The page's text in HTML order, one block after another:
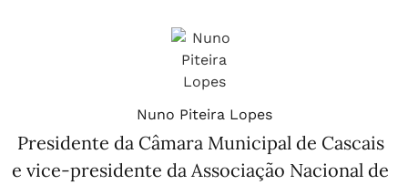
Nuno Piteira Lopes
Presidente da Câmara Municipal de Cascais
e vice-presidente da Associação Nacional de